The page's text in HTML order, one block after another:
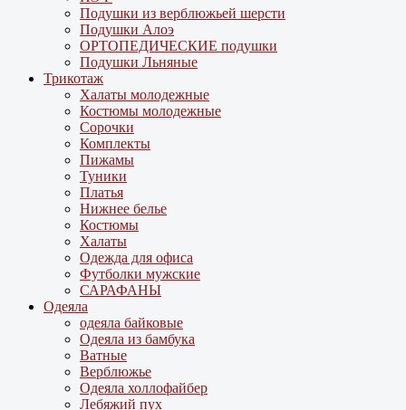
Подушки из верблюжьей шерсти
Подушки Алоэ
ОРТОПЕДИЧЕСКИЕ подушки
Подушки Льняные
Трикотаж
Халаты молодежные
Костюмы молодежные
Сорочки
Комплекты
Пижамы
Туники
Платья
Нижнее белье
Костюмы
Халаты
Одежда для офиса
Футболки мужские
САРАФАНЫ
Одеяла
одеяла байковые
Одеяла из бамбука
Ватные
Верблюжье
Одеяла холлофайбер
Лебяжий пух